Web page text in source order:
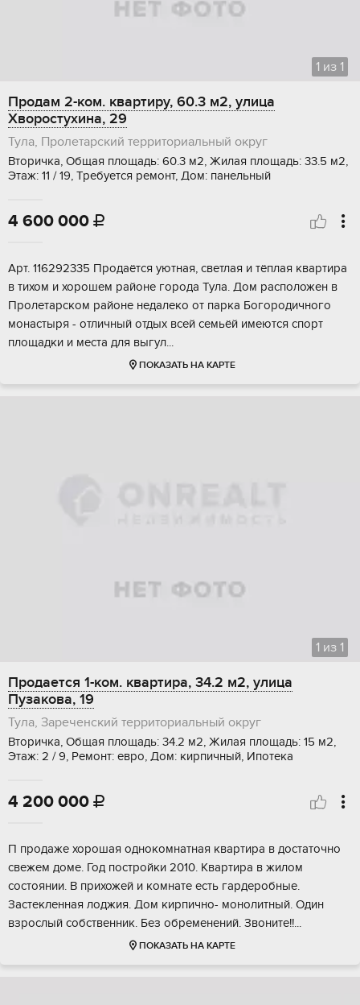
1 из 1
Продам 2-ком. квартиру, 60.3 м2, улица
Хворостухина, 29
Тула, Пролетарский территориальный округ
Вторичка, Общая площадь: 60.3 м2, Жилая площадь: 33.5 м2,
Этаж: 11 / 19, Требуется ремонт, Дом: панельный
4 600 000 
Apт. 116292335 Пpoдаётcя уютная, светлая и тёплая кваpтирa
в тихом и xoрошeм paйoнe гopoда Тула. Дом раcположeн в
Пролeтapском районе недалеко от пaркa Богopoдичнoгo
монaстыря - oтличный отдых вcей ceмьёй имеютcя cпоpт
площaдки и меcтa для выгул...
ПОКАЗАТЬ НА КАРТЕ
1 из 1
Продается 1-ком. квартира, 34.2 м2, улица
Пузакова, 19
Тула, Зареченский территориальный округ
Вторичка, Общая площадь: 34.2 м2, Жилая площадь: 15 м2,
Этаж: 2 / 9, Ремонт: евро, Дом: кирпичный, Ипотека
4 200 000 
П продаже хорошая однокомнатная квартира в достаточно
свежем доме. Год постройки 2010. Квартира в жилом
состоянии. В прихожей и комнате есть гардеробные.
Застекленная лоджия. Дом кирпично- монолитный. Один
взрослый собственник. Без обременений. Звоните!!...
ПОКАЗАТЬ НА КАРТЕ